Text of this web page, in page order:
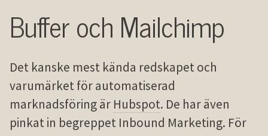
Buffer och Mailchimp
Det kanske mest kända redskapet och
varumärket för automatiserad
marknadsföring är Hubspot. De har även
pinkat in begreppet Inbound Marketing. För